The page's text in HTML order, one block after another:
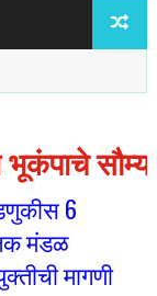
सौम्य
6
मंडळ
मागणी